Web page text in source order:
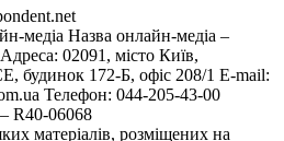
медіа Назва онлайн-медіа –
02091, місто Київ,
172-Б, офіс 208/1 E-mail:
Телефон: 044-205-43-00
– R40-06068
матеріалів, розміщених на